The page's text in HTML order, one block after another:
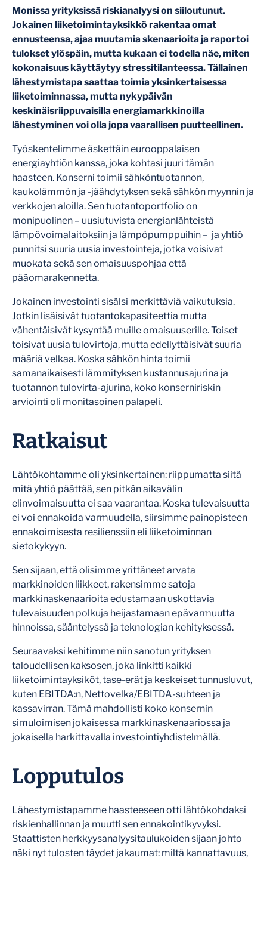
Monissa yrityksissä riskianalyysi on siiloutunut.
Jokainen liiketoimintayksikkö rakentaa omat
ennusteensa, ajaa muutamia skenaarioita ja raportoi
tulokset ylöspäin, mutta kukaan ei todella näe, miten
kokonaisuus käyttäytyy stressitilanteessa. Tällainen
lähestymistapa saattaa toimia yksinkertaisessa
liiketoiminnassa, mutta nykypäivän
keskinäisriippuvaisilla energiamarkkinoilla
lähestyminen voi olla jopa vaarallisen puutteellinen.
Työskentelimme äskettäin eurooppalaisen
energiayhtiön kanssa, joka kohtasi juuri tämän
haasteen. Konserni toimii sähköntuotannon,
kaukolämmön ja -jäähdytyksen sekä sähkön myynnin ja
verkkojen aloilla. Sen tuotantoportfolio on
monipuolinen – uusiutuvista energianlähteistä
lämpövoimalaitoksiin ja lämpöpumppuihin – ja yhtiö
punnitsi suuria uusia investointeja, jotka voisivat
muokata sekä sen omaisuuspohjaa että
pääomarakennetta.
Jokainen investointi sisälsi merkittäviä vaikutuksia.
Jotkin lisäisivät tuotantokapasiteettia mutta
vähentäisivät kysyntää muille omaisuuserille. Toiset
toisivat uusia tulovirtoja, mutta edellyttäisivät suuria
määriä velkaa. Koska sähkön hinta toimii
samanaikaisesti lämmityksen kustannusajurina ja
tuotannon tulovirta-ajurina, koko konserniriskin
arviointi oli monitasoinen palapeli.
Ratkaisut
Lähtökohtamme oli yksinkertainen: riippumatta siitä
mitä yhtiö päättää, sen pitkän aikavälin
elinvoimaisuutta ei saa vaarantaa. Koska tulevaisuutta
ei voi ennakoida varmuudella, siirsimme painopisteen
ennakoimisesta resilienssiin eli liiketoiminnan
sietokykyyn.
Sen sijaan, että olisimme yrittäneet arvata
markkinoiden liikkeet, rakensimme satoja
markkinaskenaarioita edustamaan uskottavia
tulevaisuuden polkuja heijastamaan epävarmuutta
hinnoissa, sääntelyssä ja teknologian kehityksessä.
Seuraavaksi kehitimme niin sanotun yrityksen
taloudellisen kaksosen, joka linkitti kaikki
liiketoimintayksiköt, tase-erät ja keskeiset tunnusluvut,
kuten EBITDA:n, Nettovelka/EBITDA-suhteen ja
kassavirran. Tämä mahdollisti koko konsernin
simuloimisen jokaisessa markkinaskenaariossa ja
jokaisella harkittavalla investointiyhdistelmällä.
Lopputulos
Lähestymistapamme haasteeseen otti lähtökohdaksi
riskienhallinnan ja muutti sen ennakointikyvyksi.
Staattisten herkkyysanalyysitaulukoiden sijaan johto
näki nyt tulosten täydet jakaumat: miltä kannattavuus,